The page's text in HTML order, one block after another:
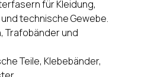
für Kleidung,
technische Gewebe.
Trafobänder und
Teile, Klebebänder,